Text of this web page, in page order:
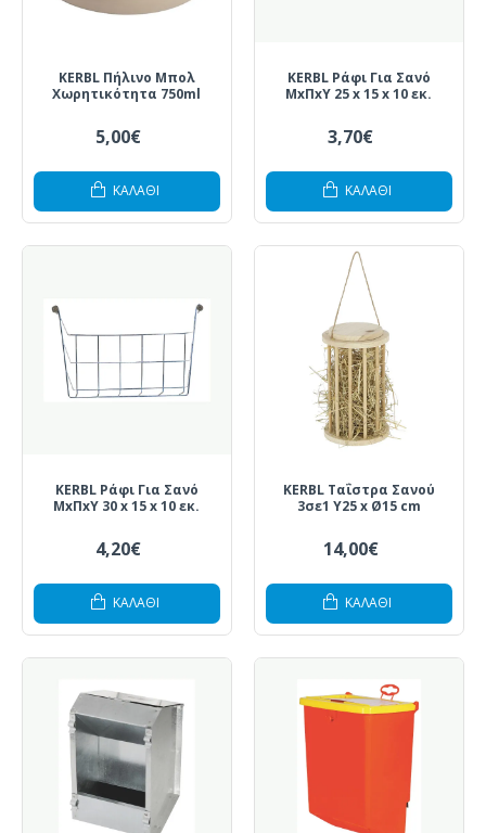
KERBL Πήλινο Μπολ
Χωρητικότητα 750ml
5,00€
ΚΑΛΆΘΙ
KERBL Ράφι Για Σανό
ΜxΠxΥ 25 x 15 x 10 εκ.
3,70€
ΚΑΛΆΘΙ
KERBL Ράφι Για Σανό
ΜxΠxΥ 30 x 15 x 10 εκ.
4,20€
ΚΑΛΆΘΙ
KERBL Ταΐστρα Σανού
3σε1 Υ25 x Ø15 cm
14,00€
ΚΑΛΆΘΙ